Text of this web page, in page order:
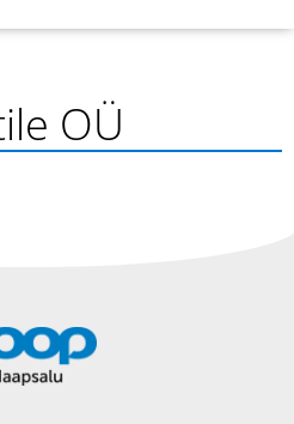
OÜ